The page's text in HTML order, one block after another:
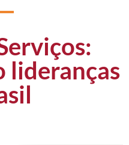
lideranças